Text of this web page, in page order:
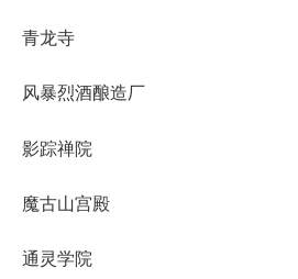
青龙寺
风暴烈酒酿造厂
影踪禅院
魔古山宫殿
通灵学院